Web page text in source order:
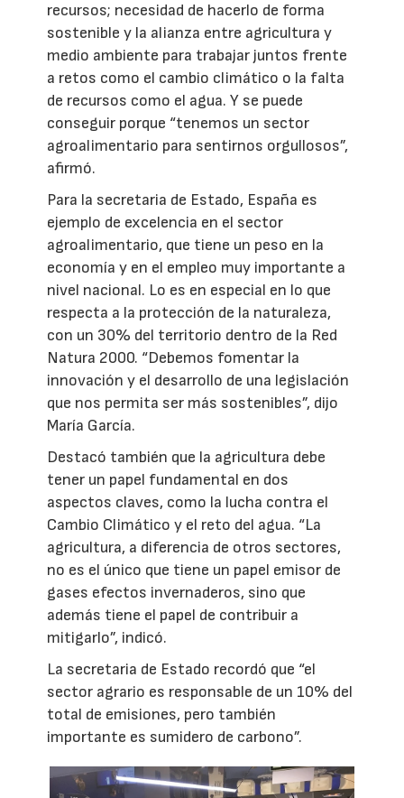
recursos; necesidad de hacerlo de forma
sostenible y la alianza entre agricultura y
medio ambiente para trabajar juntos frente
a retos como el cambio climático o la falta
de recursos como el agua. Y se puede
conseguir porque “tenemos un sector
agroalimentario para sentirnos orgullosos”,
afirmó.
Para la secretaria de Estado, España es
ejemplo de excelencia en el sector
agroalimentario, que tiene un peso en la
economía y en el empleo muy importante a
nivel nacional. Lo es en especial en lo que
respecta a la protección de la naturaleza,
con un 30% del territorio dentro de la Red
Natura 2000. “Debemos fomentar la
innovación y el desarrollo de una legislación
que nos permita ser más sostenibles”, dijo
María García.
Destacó también que la agricultura debe
tener un papel fundamental en dos
aspectos claves, como la lucha contra el
Cambio Climático y el reto del agua. “La
agricultura, a diferencia de otros sectores,
no es el único que tiene un papel emisor de
gases efectos invernaderos, sino que
además tiene el papel de contribuir a
mitigarlo”, indicó.
La secretaria de Estado recordó que “el
sector agrario es responsable de un 10% del
total de emisiones, pero también
importante es sumidero de carbono”.